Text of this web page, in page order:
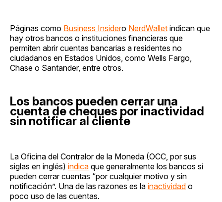
Páginas como Business Insidero NerdWallet indican que
hay otros bancos o instituciones financieras que
permiten abrir cuentas bancarias a residentes no
ciudadanos en Estados Unidos, como Wells Fargo,
Chase o Santander, entre otros.
Los bancos pueden cerrar una
cuenta de cheques por inactividad
sin notificar al cliente
La Oficina del Contralor de la Moneda (OCC, por sus
siglas en inglés) indica que generalmente los bancos sí
pueden cerrar cuentas “por cualquier motivo y sin
notificación”. Una de las razones es la inactividad o
poco uso de las cuentas.